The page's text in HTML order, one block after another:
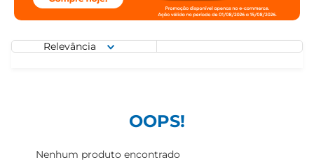
Relevância
OOPS!
Nenhum produto encontrado
azeite